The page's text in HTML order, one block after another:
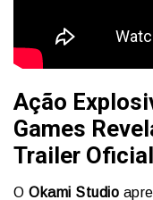
Ação
Games
Trailer Oficial
O Okami Studio